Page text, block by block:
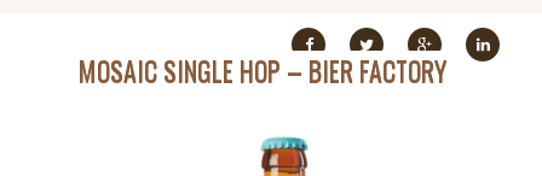
MOSAIC SINGLE HOP – BIER FACTORY